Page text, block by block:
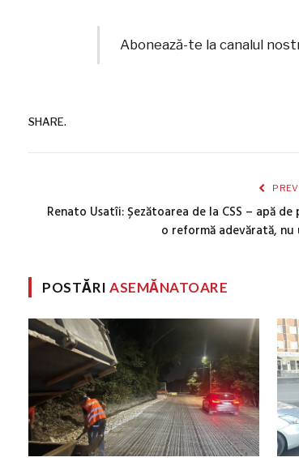
Abonează-te la canalul
SHARE.
Renato Usatîi: Șezătoarea de la CSS – apă de
o reformă adevărată, nu
POSTĂRIASEMĂNATOARE